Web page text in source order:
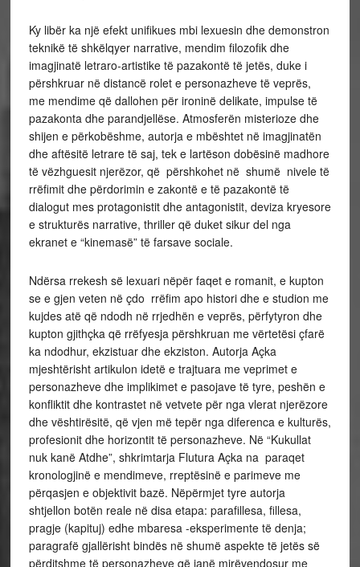
Ky libër ka një efekt unifikues mbi lexuesin dhe demonstron
teknikë të shkëlqyer narrative, mendim filozofik dhe
imagjinatë letraro-artistike të pazakontë të jetës, duke i
përshkruar në distancë rolet e personazheve të veprës,
me mendime që dallohen për ironinë delikate, impulse të
pazakonta dhe parandjellëse. Atmosferën misterioze dhe
shijen e përkobëshme, autorja e mbështet në imagjinatën
dhe aftësitë letrare të saj, tek e lartëson dobësinë madhore
të vëzhguesit njerëzor, që përshkohet në shumë nivele të
rrëfimit dhe përdorimin e zakontë e të pazakontë të
dialogut mes protagonistit dhe antagonistit, deviza kryesore
e strukturës narrative, thriller që duket sikur del nga
ekranet e “kinemasë” të farsave sociale.
Ndërsa rrekesh së lexuari nëpër faqet e romanit, e kupton
se e gjen veten në çdo rrëfim apo histori dhe e studion me
kujdes atë që ndodh në rrjedhën e veprës, përfytyron dhe
kupton gjithçka që rrëfyesja përshkruan me vërtetësi çfarë
ka ndodhur, ekzistuar dhe ekziston. Autorja Açka
mjeshtërisht artikulon idetë e trajtuara me veprimet e
personazheve dhe implikimet e pasojave të tyre, peshën e
konfliktit dhe kontrastet në vetvete për nga vlerat njerëzore
dhe vështirësitë, që vjen më tepër nga diferenca e kulturës,
profesionit dhe horizontit të personazheve. Në “Kukullat
nuk kanë Atdhe”, shkrimtarja Flutura Açka na paraqet
kronologjinë e mendimeve, rreptësinë e parimeve me
përqasjen e objektivit bazë. Nëpërmjet tyre autorja
shtjellon botën reale në disa etapa: parafillesa, fillesa,
pragje (kapituj) edhe mbaresa -eksperimente të denja;
paragrafë gjallërisht bindës në shumë aspekte të jetës së
përditshme të personazheve që janë mirëvendosur me